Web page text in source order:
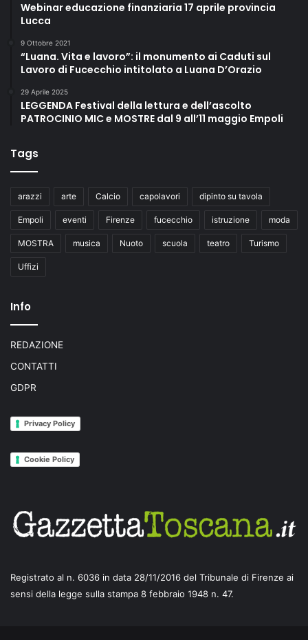
Webinar educazione finanziaria 17 aprile provincia
Lucca
9 Ottobre 2021
“Luana. Vita e lavoro”: il monumento ai Caduti sul
Lavoro di Fucecchio intitolato a Luana D’Orazio
29 Aprile 2025
LEGGENDA Festival della lettura e dell’ascolto
PATROCINIO MIC e MOSTRE dal 9 all’11 maggio Empoli
Tags
arazzi arte Calcio capolavori dipinto su tavola
Empoli eventi Firenze fucecchio istruzione moda
MOSTRA musica Nuoto scuola teatro Turismo
Uffizi
Info
REDAZIONE
CONTATTI
GDPR
Privacy Policy
Cookie Policy
Registrato al n. 6036 in data 28/11/2016 del Tribunale di Firenze ai
sensi della legge sulla stampa 8 febbraio 1948 n. 47.